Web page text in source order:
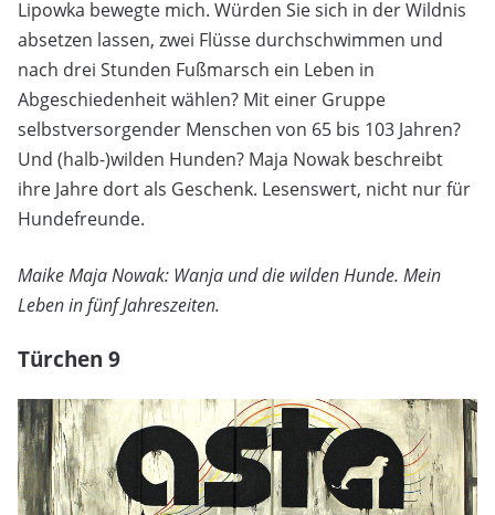
Lipowka bewegte mich. Würden Sie sich in der Wildnis
absetzen lassen, zwei Flüsse durchschwimmen und
nach drei Stunden Fußmarsch ein Leben in
Abgeschiedenheit wählen? Mit einer Gruppe
selbstversorgender Menschen von 65 bis 103 Jahren?
Und (halb-)wilden Hunden? Maja Nowak beschreibt
ihre Jahre dort als Geschenk. Lesenswert, nicht nur für
Hundefreunde.
Maike Maja Nowak: Wanja und die wilden Hunde. Mein
Leben in fünf Jahreszeiten.
Türchen 9